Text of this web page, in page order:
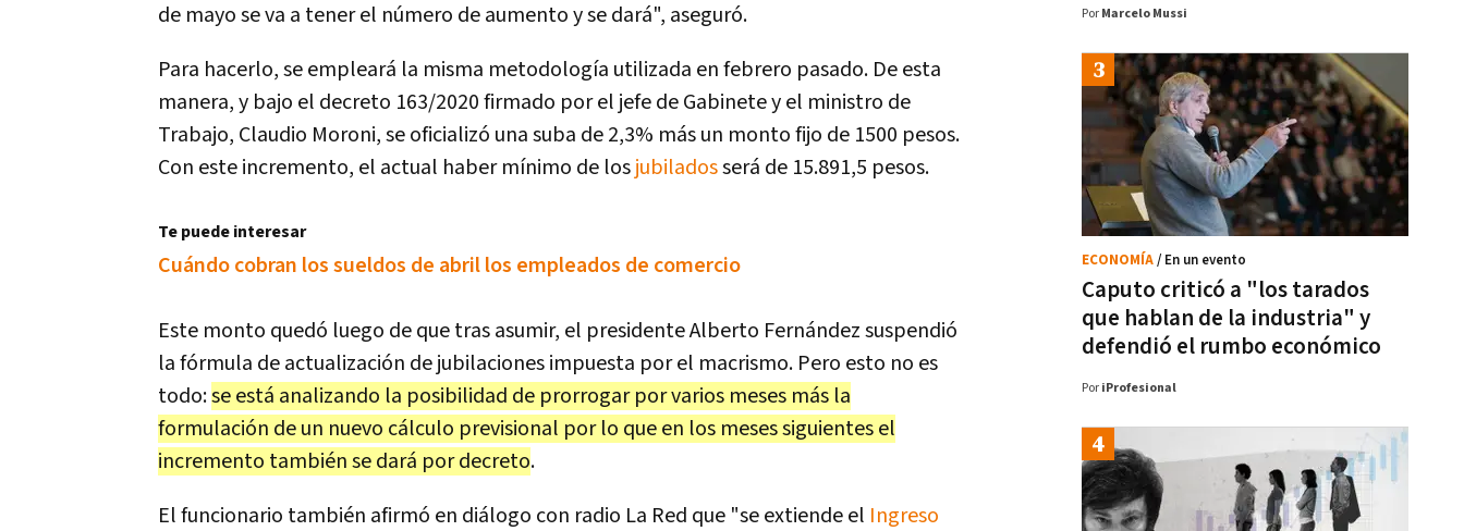
de mayo se va a tener el número de aumento y se dará", aseguró.
Para hacerlo, se empleará la misma metodología utilizada en febrero pasado. De esta
manera, y bajo el decreto 163/2020 firmado por el jefe de Gabinete y el ministro de
Trabajo, Claudio Moroni, se oficializó una suba de 2,3% más un monto fijo de 1500 pesos.
Con este incremento, el actual haber mínimo de losjubiladosserá de 15.891,5 pesos.
Te puede interesar
Cuándo cobran los sueldos de abril los empleados de comercio
Este monto quedó luego de que tras asumir, el presidente Alberto Fernández suspendió
la fórmula de actualización de jubilaciones impuesta por el macrismo. Pero esto no es
todo:se está analizando la posibilidad de prorrogar por varios meses más la
formulación de un nuevo cálculo previsional por lo que en los meses siguientes el
incremento también se dará por decreto.
El funcionario también afirmó en diálogo con radio La Red que "se extiende el Ingreso
Por Marcelo Mussi
Caputo criticó a "los tarados
que hablan de la industria" y
defendió el rumbo económico
ECONOMÍA/ En un evento
Por iProfesional